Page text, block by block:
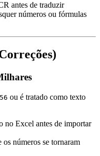
antes de traduzir
números ou fórmulas
ou é tratado como texto
no Excel antes de importar
os números se tornaram